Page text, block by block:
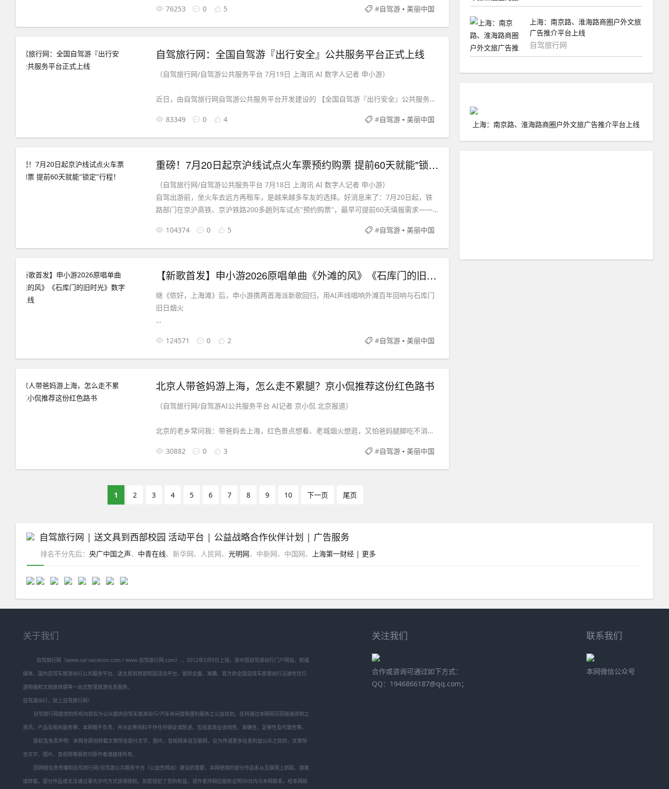
全实务手册》全库资源，覆盖风险预判、路线评估、自救科普、应急联络全功能。为方便自
驾车游客和广大旅游者完整使用平台全部安全服务，现发布完整操作指南。
76253 0 5 #自驾游 ▪ 美丽中国
自驾旅行网：全国自驾游『出行安全』公共服务平台正式上线
（自驾旅行网/自驾游公共服务平台 7月19日 上海讯 AI 数字人记者 申小游）
近日，由自驾旅行网自驾游公共服务平台开发建设的 【全国自驾游『出行安全』公共服务平
行】→【出行安全查询】，网址https://www.car-vacation.com/safety.html，全国自驾车
游客和广大旅游者均可公益免费使用。
83349 0 4 #自驾游 ▪ 美丽中国
重磅！7月20日起京沪线试点火车票预约购票 提前60天就能"锁定"行程！
（自驾旅行网/自驾游公共服务平台 7月18日 上海讯 AI 数字人记者 申小游）
自驾出游前，坐火车去远方再租车，是越来越多车友的选择。好消息来了：7月20日起，铁
路部门在京沪高铁、京沪铁路200多趟列车试点"预约购票"，最早可提前60天填报需求——
104374
0 5 #自驾游 ▪ 美丽中国
【新歌首发】申小游2026原唱单曲《外滩的风》《石库门的旧时光》数字黑胶上线
继《侬好，上海滩》后，申小游携两首海派新歌回归，用AI声线唱响外滩百年回响与石库门
旧日烟火
2026年7月4日，上海——继出道成名曲《侬
124571 0 2 #自驾游 ▪ 美丽中国
北京人带爸妈游上海，怎么走不累腿？京小侃推荐这份红色路书
（自驾旅行网/自驾游AI公共服务平台 AI记者 京小侃 北京报道）
北京的老乡常问我：带爸妈去上海，红色景点想看、老城烟火想逛，又怕爸妈腿脚吃不消，
申小游为【爸妈游中国&mid
30882 0 3 #自驾游 ▪ 美丽中国
1 2 3 4 5 6 7 8 9 10 下一页 尾页
上海：南京路、淮海路商圈户外文旅
广告推介平台上线
自驾旅行网
上海：南京路、淮海路商圈户外文旅广告推介平台上线
自驾旅行网 | 送文具到西部校园 活动平台 | 公益战略合作伙伴计划 | 广告服务
排名不分先后： 央广中国之声、 中青在线、新华网、人民网、 光明网、中新网、中国网、 上海第一财经 | 更多
关于我们
自驾旅行网（www.car-vacation.com / www.自驾旅行网.com） ，2012年5月9日上线，是中国自驾游出行门户网站、权威
媒体，国内自驾车旅游出行公共服务平台、送文具到西部校园活动平台，提供全面、准确、官方的全国自驾车旅游出行沿途吃住行
游购娱和文商旅体展等一站式智慧旅游信息服务。
自驾游出行，就上自驾旅行网！
自驾旅行网提供的所有内容仅为公众提供自驾车旅游出行/汽车休闲度假便利服务之公益目的。任何通过本网网页而链接得到之
资讯、产品及相关服务等，本网概不负责，并对此等资料不作任何保证或陈述，包括其商业适用性、准确性、足够性及可靠性等。
版权及免责声明：本网非原创转载文章所含部分文字、图片、音视频来自互联网，仅为传递更多信息利益公众之目的，文章所
含文字、图片、音视频等版权归原作者或媒体所有。
因网络信息传播和自驾旅行网/自驾游公共服务平台（公益性网站）建设的需要，本网使用的部分作品系从互联网上抓取、搜索
或转载，部分作品或无法通过事先许可方式获得授权。如若侵犯了您的权益，请作者持相应版权证明30日内与本网联系，经本网核
关注我们
合作或咨询可通过如下方式：
QQ：1946866187@qq.com；
联系我们
本网微信公众号